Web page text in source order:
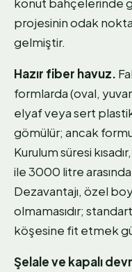
projesinin odak
gelmiştir.
Hazır fiber havuz.
formlarda (oval,
elyaf veya sert
gömülür; ancak
Kurulum süresi
ile 3000 litre
Dezavantajı, özel
olmamasıdır;
köşesine fit etmek
Şelale ve kapalı